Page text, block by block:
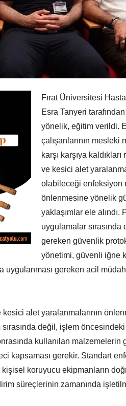
Fırat Üniversitesi
Esra Tanyeri
yönelik, eğitim verildi.
çalışanlarının mesleki
karşı karşıya
ve kesici alet
olabileceği enfeksiyon
önlenmesine yönelik
yaklaşımlar ele alındı.
uygulamalar sırasında
gereken güvenlik
yönetimi, güvenli iğne
uygulanması gereken acil
alet yaralanmalarının
değil, işlem öncesindeki
kullanılan malzemelerin
kapsaması gerekir. Standart
koruyucu ekipmanların
süreçlerinin zamanında